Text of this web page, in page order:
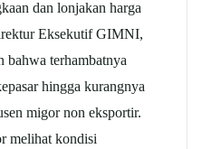
dan lonjakan harga
Eksekutif GIMNI,
bahwa terhambatnya
hingga kurangnya
migor non eksportir.
melihat kondisi